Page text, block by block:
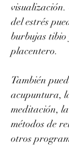
del estrés
burbujas
placentero.
También
acupuntura,
meditación,
métodos de
otros